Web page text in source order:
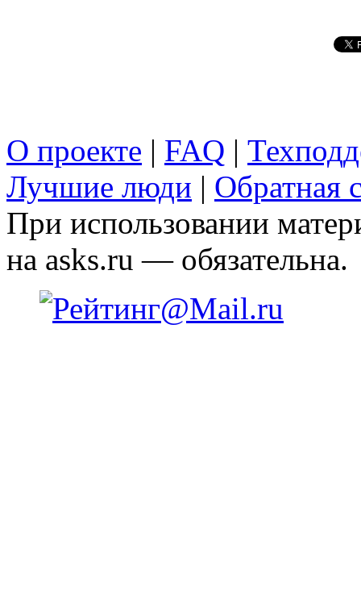
О проекте | FAQ |
Лучшие люди | Обратная
При использовании
на asks.ru — обязательна.